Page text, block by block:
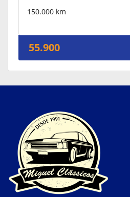
150.000 km
55.900